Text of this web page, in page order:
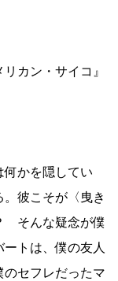
カン・サイコ』
何かを隠してい
彼こそが〈曳き
そんな疑念が僕
トは、僕の友人
のセフレだったマ